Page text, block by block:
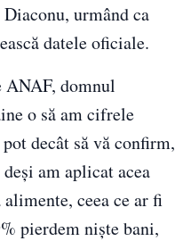
urmând ca
datele oficiale.
domnul
o să am cifrele
decât să vă confirm,
am aplicat acea
ceea ce ar fi
pierdem niște bani,